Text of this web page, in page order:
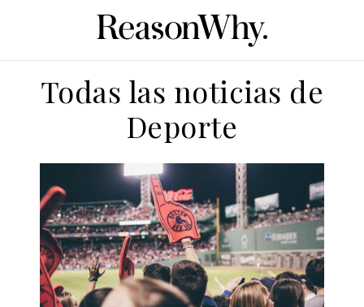
Todas las noticias de
Deporte